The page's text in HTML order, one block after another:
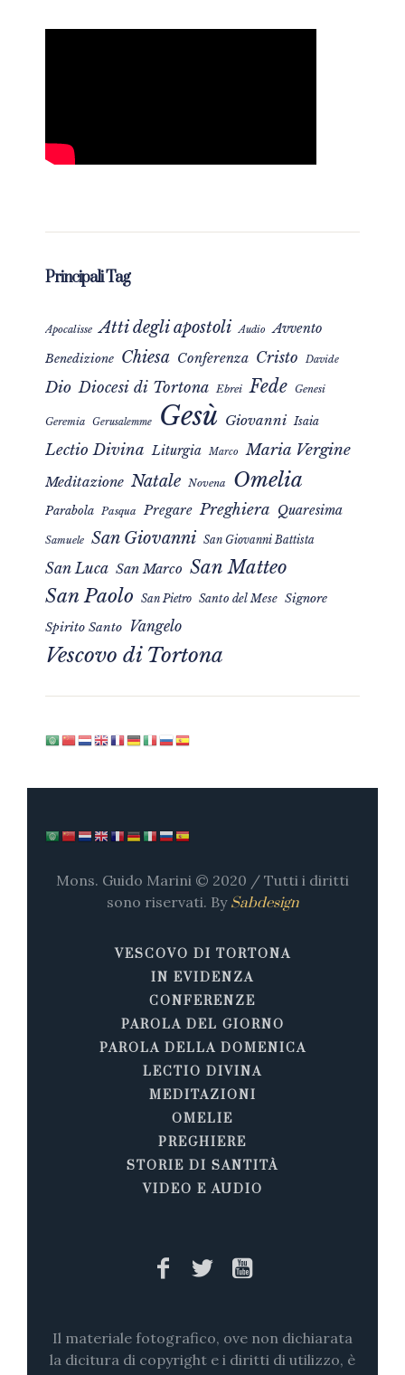
Principali Tag
Apocalisse Atti degli apostoli Audio Avvento
Benedizione Chiesa Conferenza Cristo Davide
Dio Diocesi di Tortona Ebrei Fede Genesi
Geremia Gerusalemme Gesù Giovanni Isaia
Lectio Divina Liturgia Marco Maria Vergine
Meditazione Natale Novena Omelia
Parabola Pasqua Pregare Preghiera Quaresima
Samuele San Giovanni San Giovanni Battista
San Luca San Marco San Matteo
San Paolo San Pietro Santo del Mese Signore
Spirito Santo Vangelo
Vescovo di Tortona
Mons. Guido Marini © 2020 / Tutti i diritti
sono riservati. By Sabdesign
VESCOVO DI TORTONA
IN EVIDENZA
CONFERENZE
PAROLA DEL GIORNO
PAROLA DELLA DOMENICA
LECTIO DIVINA
MEDITAZIONI
OMELIE
PREGHIERE
STORIE DI SANTITÀ
VIDEO E AUDIO
Il materiale fotografico, ove non dichiarata
la dicitura di copyright e i diritti di utilizzo, è